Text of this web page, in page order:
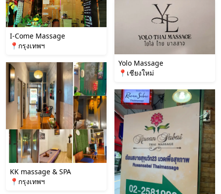
I-Come Massage
📍กรุงเทพฯ
KK massage & SPA
📍กรุงเทพฯ
Yolo Massage
📍เชียงใหม่